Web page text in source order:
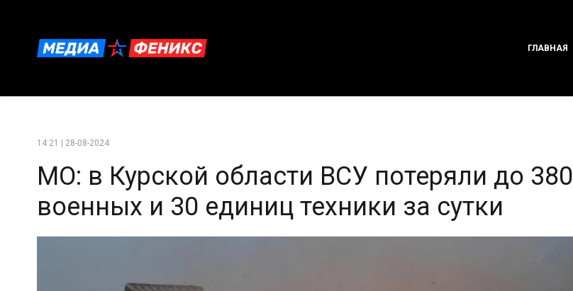
ГЛАВНАЯ
14:21 | 28-08-2024
МО: в Курской области ВСУ потеряли до 380
военных и 30 единиц техники за сутки